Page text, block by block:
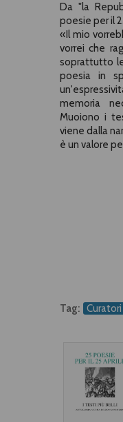
Da "la
poesie per il
«Il mio
vorrei che
soprattutto
poesia in
memoria
Muoiono i
viene dalla
è un valore
Tag: Curatori